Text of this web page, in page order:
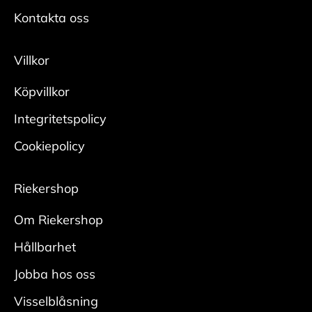
Kontakta oss
Villkor
Köpvillkor
Integritetspolicy
Cookiepolicy
Riekershop
Om Riekershop
Hållbarhet
Jobba hos oss
Visselblåsning